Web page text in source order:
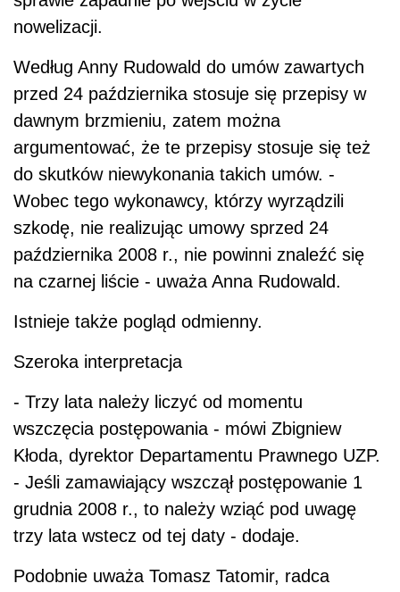
nowelizacji.
Według Anny Rudowald do umów zawartych
przed 24 października stosuje się przepisy w
dawnym brzmieniu, zatem można
argumentować, że te przepisy stosuje się też
do skutków niewykonania takich umów. -
Wobec tego wykonawcy, którzy wyrządzili
szkodę, nie realizując umowy sprzed 24
października 2008 r., nie powinni znaleźć się
na czarnej liście - uważa Anna Rudowald.
Istnieje także pogląd odmienny.
Szeroka interpretacja
- Trzy lata należy liczyć od momentu
wszczęcia postępowania - mówi Zbigniew
Kłoda, dyrektor Departamentu Prawnego UZP.
- Jeśli zamawiający wszczął postępowanie 1
grudnia 2008 r., to należy wziąć pod uwagę
trzy lata wstecz od tej daty - dodaje.
Podobnie uważa Tomasz Tatomir, radca